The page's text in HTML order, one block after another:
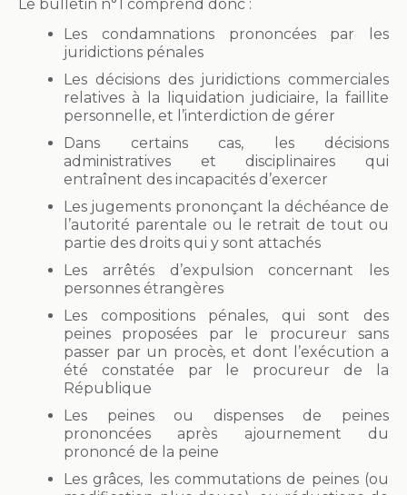
Le bulletin n°1 comprend donc :
Les condamnations prononcées par les
juridictions pénales
Les décisions des juridictions commerciales
relatives à la liquidation judiciaire, la faillite
personnelle, et l’interdiction de gérer
Dans certains cas, les décisions
administratives et disciplinaires qui
entraînent des incapacités d’exercer
Les jugements prononçant la déchéance de
l’autorité parentale ou le retrait de tout ou
partie des droits qui y sont attachés
Les arrêtés d’expulsion concernant les
personnes étrangères
Les compositions pénales, qui sont des
peines proposées par le procureur sans
passer par un procès, et dont l’exécution a
été constatée par le procureur de la
République
Les peines ou dispenses de peines
prononcées après ajournement du
prononcé de la peine
Les grâces, les commutations de peines (ou